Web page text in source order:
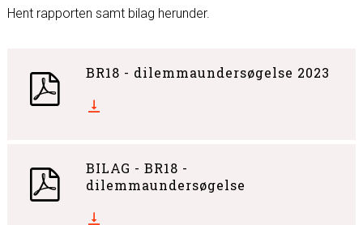
Hent rapporten samt bilag herunder.
BR18 - dilemmaundersøgelse 2023
BILAG - BR18 -
dilemmaundersøgelse